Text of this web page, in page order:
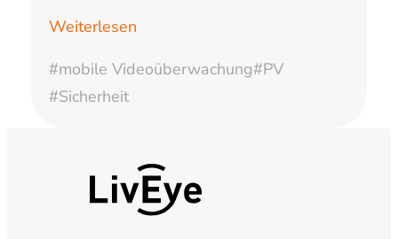
Weiterlesen
#mobile Videoüberwachung#PV
#Sicherheit